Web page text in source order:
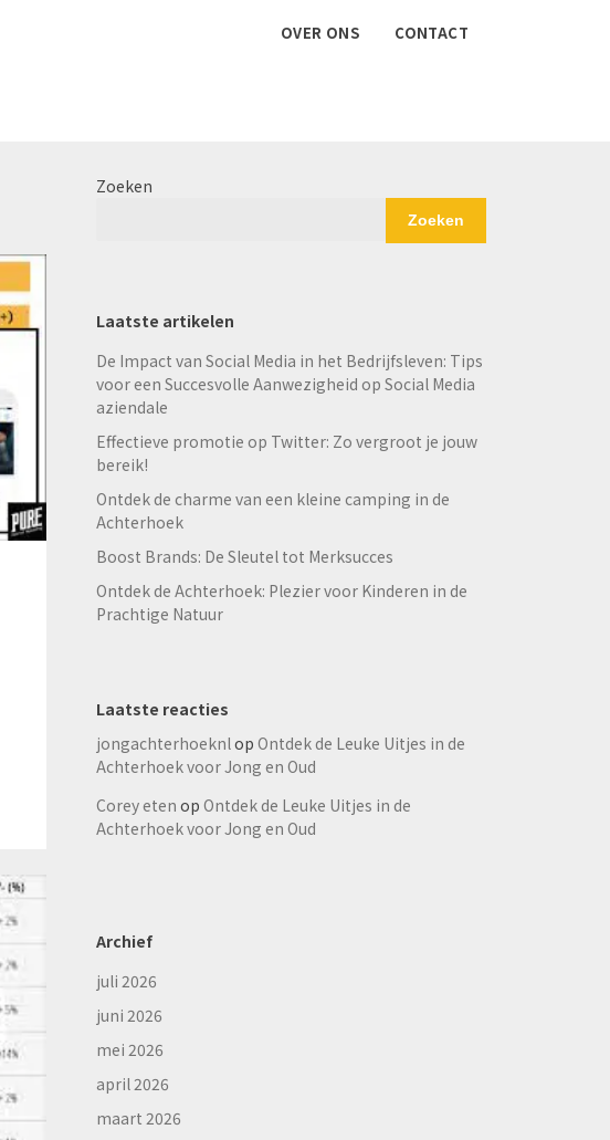
OVER ONS CONTACT
Zoeken
Zoeken
Laatste artikelen
De Impact van Social Media in het Bedrijfsleven: Tips
voor een Succesvolle Aanwezigheid op Social Media
aziendale
Effectieve promotie op Twitter: Zo vergroot je jouw
bereik!
Ontdek de charme van een kleine camping in de
Achterhoek
Boost Brands: De Sleutel tot Merksucces
Ontdek de Achterhoek: Plezier voor Kinderen in de
Prachtige Natuur
Laatste reacties
jongachterhoeknlop Ontdek de Leuke Uitjes in de
Achterhoek voor Jong en Oud
Corey eten op Ontdek de Leuke Uitjes in de
Achterhoek voor Jong en Oud
Archief
juli 2026
juni 2026
mei 2026
april 2026
maart 2026